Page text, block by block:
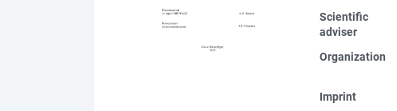
Scientific
adviser
Organization
Imprint